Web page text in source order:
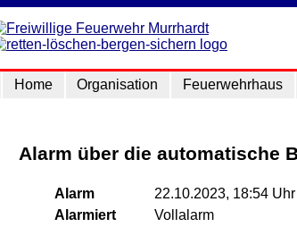
Home Organisation Feuerwehrhaus
Alarm über die automatische
Alarm
22.10.2023, 18:54 Uhr
Alarmiert
Vollalarm